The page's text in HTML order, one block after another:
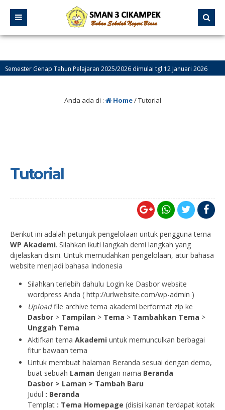
Tahun Pelajaran 2025/2026 dimulai tgl 12 Januari 2026
7
Resmi SMA Negeri 3 Cikampek – PROGRESIF
Anda ada di : Home/Tutorial
Tutorial
Berikut ini adalah petunjuk pengelolaan untuk pengguna tema
WP Akademi. Silahkan ikuti langkah demi langkah yang
dijelaskan disini. Untuk memudahkan pengelolaan, atur bahasa
website menjadi bahasa Indonesia
Silahkan terlebih dahulu Login ke Dasbor website
wordpress Anda ( http://urlwebsite.com/wp-admin )
Uploadfile archive tema akademi berformat zip ke
Dasbor > Tampilan > Tema > Tambahkan Tema >
Unggah Tema
Aktifkan tema Akademi untuk memunculkan berbagai
fitur bawaan tema
Untuk membuat halaman Beranda sesuai dengan demo,
buat sebuah Laman dengan nama Beranda
Dasbor > Laman > Tambah Baru
Judul : Beranda
Templat : Tema Homepage (disisi kanan terdapat kotak